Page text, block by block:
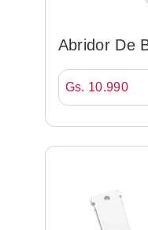
Abridor De
Opener 02
Gs. 10.990